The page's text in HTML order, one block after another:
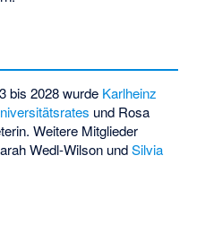
bis 2028 wurde Karlheinz
und Rosa
Weitere Mitglieder
Wedl-Wilson undSilvia